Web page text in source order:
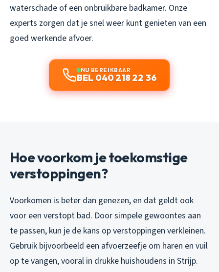
waterschade of een onbruikbare badkamer. Onze
experts zorgen dat je snel weer kunt genieten van een
goed werkende afvoer.
NU BEREIKBAAR
BEL 040 218 22 36
Hoe voorkom je toekomstige
verstoppingen?
Voorkomen is beter dan genezen, en dat geldt ook
voor een verstopt bad. Door simpele gewoontes aan
te passen, kun je de kans op verstoppingen verkleinen.
Gebruik bijvoorbeeld een afvoerzeefje om haren en vuil
op te vangen, vooral in drukke huishoudens in Strijp.